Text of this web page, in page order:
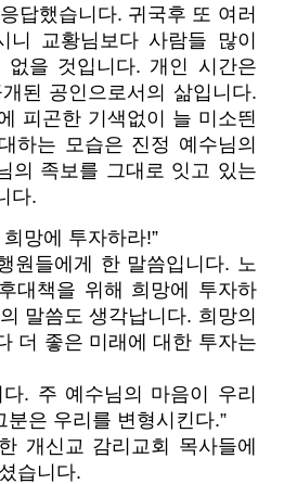
답했습니다. 귀국후 또 여러
니 교황님보다 사람들 많이
없을 것입니다. 개인 시간은
된 공인으로서의 삶입니다.
피곤한 기색없이 늘 미소띈
하는 모습은 진정 예수님의
의 족보를 그대로 잇고 있는
다.
망에 투자하라!”
원들에게 한 말씀입니다. 노
대책을 위해 희망에 투자하
말씀도 생각납니다. 희망의
더 좋은 미래에 대한 투자는
. 주 예수님의 마음이 우리
은 우리를 변형시킨다.”
개신교 감리교회 목사들에
습니다.